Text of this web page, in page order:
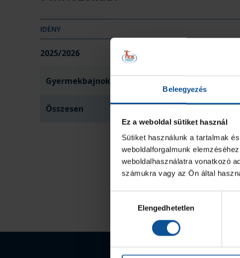
Beleegyezés
Ez a weboldal sütiket használ
Sütiket használunk a tartalmak
weboldalforgalmunk
weboldalhasználatra vonatkozó
számukra vagy az Ön által
kiválasztásaElengedhetetlen
IDÉNY
2025/2026
Gyermekbajnokság FU14
Összesen